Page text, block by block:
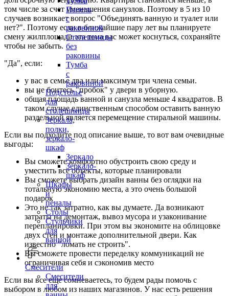
Панель
с
раковиной
Столешницы
без
раковины
Тумба
с
раковиной
Подстолье
для
столешницы
Зеркала,
полки,
зеркало-
шкаф
Зеркало
Зеркало-
шкаф
Шкафы
и
пеналы
Столы
Стульчики
для
ванной
Смесители
Смесители
для
том числе за счет уменьшения санузлов. Поэтому в 5 из 10
случаев возникает вопрос "Объединять ванную и туалет или
нет?". Поэтому если в ближайшие пару лет вы планируете
смену жилплощади эта тема вас может коснуться, сохраняйте
чтобы не забыть.
"Да", если:
у вас в семье два или максимум три члена семьи.
вы не боитесь "пробок" у двери в уборную.
общая площадь ванной и санузла меньше 4 квадратов. В
таком случае единственным способом оставить ванную
раздельной является перемещение стиральной машины.
Если вы подходите под описание выше, то вот вам очевидные
выгоды:
Вы сможете комфортно обустроить свою среду и
уместить все объекты, которые планировали
Вы сможете выбрать дизайн ванны без оглядки на
тотальную экономию места, а это очень большой
подарок
Это не так затратно, как вы думаете. Да возникают
затраты на демонтаж, вывоз мусора и узаконивание
перепланировки. При этом вы экономите на облицовке
двух стен и монтаже дополнительной двери. Как
известно "ломать не строить".
Вы сможете провести переделку коммуникаций не
ограничивая себя и сэкономив место
Если вы все еще сомневаетесь, то будем рады помочь с
выбором в любом из наших магазинов. У нас есть решения